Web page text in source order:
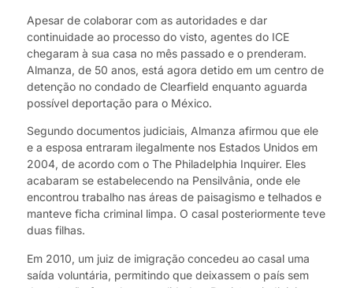
Apesar de colaborar com as autoridades e dar
continuidade ao processo do visto, agentes do ICE
chegaram à sua casa no mês passado e o prenderam.
Almanza, de 50 anos, está agora detido em um centro de
detenção no condado de Clearfield enquanto aguarda
possível deportação para o México.
Segundo documentos judiciais, Almanza afirmou que ele
e a esposa entraram ilegalmente nos Estados Unidos em
2004, de acordo com o The Philadelphia Inquirer. Eles
acabaram se estabelecendo na Pensilvânia, onde ele
encontrou trabalho nas áreas de paisagismo e telhados e
manteve ficha criminal limpa. O casal posteriormente teve
duas filhas.
Em 2010, um juiz de imigração concedeu ao casal uma
saída voluntária, permitindo que deixassem o país sem